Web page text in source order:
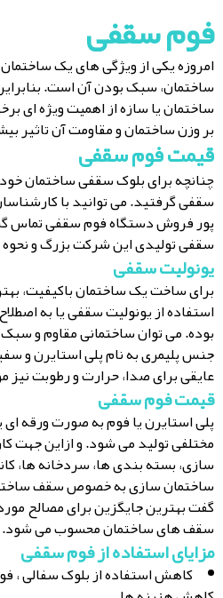
فوم سقفی
امروزه یکی از ویژگی های یک
ساختمان، سبک بودن آن است.
ساختمان یا سازه از اهمیت ویژه ای
بر وزن ساختمان و مقاومت آن تاثیر
قیمت فوم سقفی
چنانچه برای بلوک سقفی ساختمان
سقفی گرفتید. می توانید با
پور فروش دستگاه فوم سقفی تماس
سقفی تولیدی این شرکت بزرگ و
یونولیت سقفی
برای ساخت یک ساختمان باکیفیت،
استفاده از یونولیت سقفی یا به
بوده. می توان ساختمانی مقاوم و
جنس پلیمری به نام پلی استایرن و
عایقی برای صدا، حرارت و رطوبت نیز
قیمت فوم سقفی
پلی استایرن یا فوم به صورت ورقه ای
مختلفی تولید می شود. و ازاین جهت
سازی، بسته بندی ها، سردخانه ها،
ساختمان سازی به خصوص سقف
گفت بهترین جایگزین برای مصالح
سقف های ساختمان محسوب می شود.
مزایای استفاده از فوم سقفی
کاهش استفاده از بلوک سفالی ،